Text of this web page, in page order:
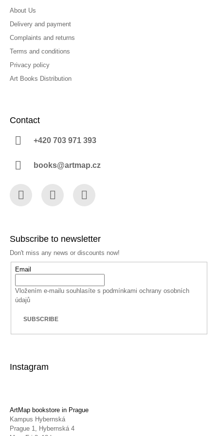
About Us
Delivery and payment
Complaints and returns
Terms and conditions
Privacy policy
Art Books Distribution
Contact
+420 703 971 393
books@artmap.cz
Subscribe to newsletter
Don't miss any news or discounts now!
Email
Vložením e-mailu souhlasíte s podmínkami ochrany osobních
údajů
SUBSCRIBE
Instagram
ArtMap bookstore in Prague
Kampus Hybernská
Prague 1, Hybernská 4